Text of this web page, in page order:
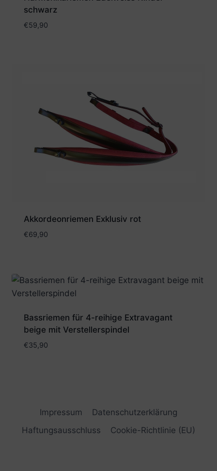
schwarz
€59,90
Akkordeonriemen Exklusiv rot
€69,90
Bassriemen für 4-reihige Extravagant
beige mit Verstellerspindel
€35,90
Impressum
Datenschutzerklärung
Haftungsausschluss
Cookie-Richtlinie (EU)